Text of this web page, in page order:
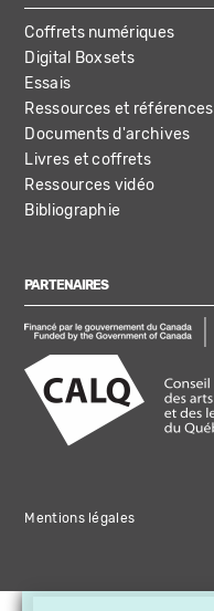
Coffrets numériques
Digital Boxsets
Essais
Ressources et références
Documents d'archives
Livres et coffrets
Ressources vidéo
Bibliographie
PARTENAIRES
Mentions légales